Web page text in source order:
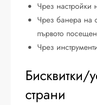
Чрез настройки
Чрез банера на
първото
Чрез
Бисквитки/
страни